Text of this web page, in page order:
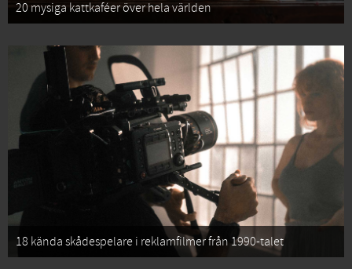
20 mysiga kattkaféer över hela världen
18 kända skådespelare i reklamfilmer från 1990-talet